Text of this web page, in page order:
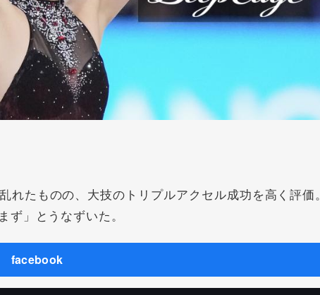
たものの、大技のトリプルアクセル成功を高く評価。
」とうなずいた。
facebook